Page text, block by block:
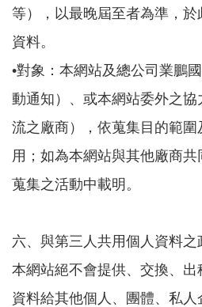
等），以最晚屆至者為準，於
資料。
•對象：本網站及總公司業鵬
動通知）、或本網站委外之
流之廠商），依蒐集目的範圍
用；如為本網站與其他廠商共
蒐集之活動中載明。
六、與第三人共用個人資料之
本網站絕不會提供、交換、出
資料給其他個人、團體、私